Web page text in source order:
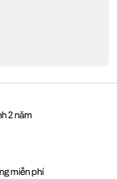
2 năm
miễn phí